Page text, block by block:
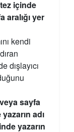
içinde
aralığı yer
kendi
dışlayıcı
sayfa
adı
yazarın